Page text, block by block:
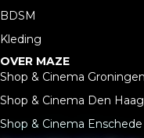
BDSM
Kleding
OVER MAZE
Shop & Cinema Groningen
Shop & Cinema Den Haag
Shop & Cinema Enschede